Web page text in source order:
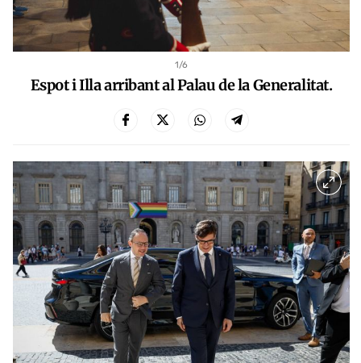
1/6
Espot i Illa arribant al Palau de la Generalitat.